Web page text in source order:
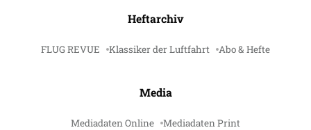
Heftarchiv
FLUG REVUE Klassiker der Luftfahrt Abo & Hefte
Media
Mediadaten Online Mediadaten Print